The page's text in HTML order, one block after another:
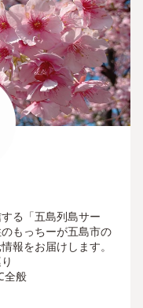
る「五島列島サー
もっちーが五島市の
報をお届けします。
全般